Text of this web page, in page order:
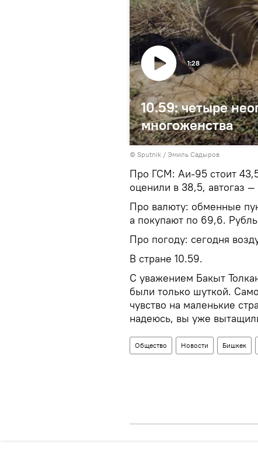
10.59: четыре
многоженства
1:28
© Sputnik / Эмиль Садыров
Про ГСМ: Аи-95 стоит
оценили в 38,5, автогаз
Про валюту: обменные
а покупают по 69,6.
Про погоду: сегодня
В стране 10.59.
С уважением Бакыт
были только шуткой.
чувство на маленькие
надеюсь, вы уже
Общество Новости Бишкек